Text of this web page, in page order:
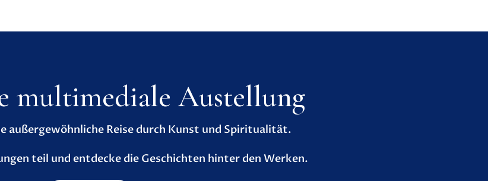
multimediale Austellung
außergewöhnliche Reise durch Kunst und Spiritualität.
teil und entdecke die Geschichten hinter den Werken.